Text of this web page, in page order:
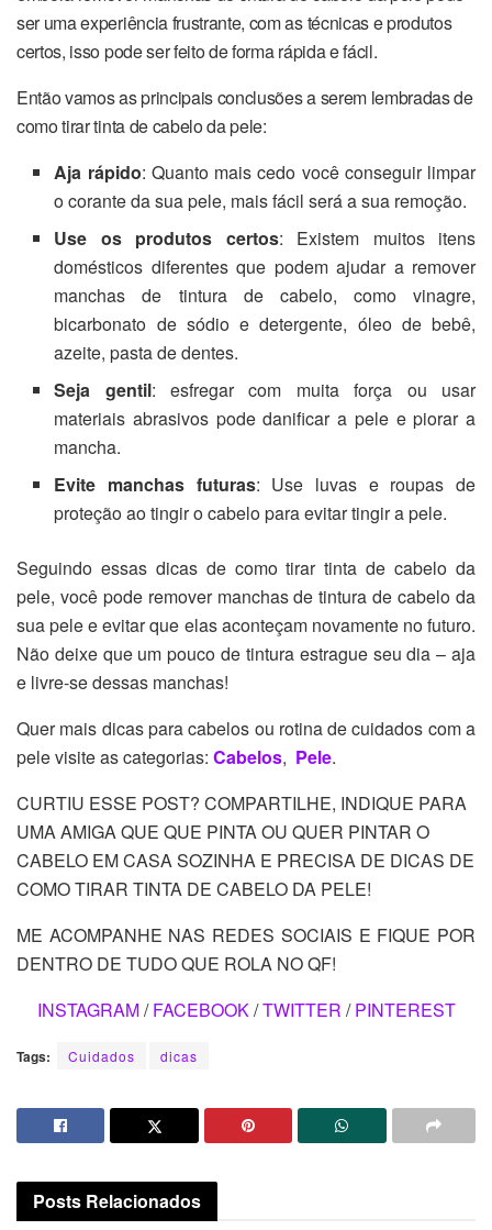
ser uma experiência frustrante, com as técnicas e produtos
certos, isso pode ser feito de forma rápida e fácil.
Então vamos as principais conclusões a serem lembradas de
como tirar tinta de cabelo da pele:
Aja rápido: Quanto mais cedo você conseguir limpar
o corante da sua pele, mais fácil será a sua remoção.
Use os produtos certos: Existem muitos itens
domésticos diferentes que podem ajudar a remover
manchas de tintura de cabelo, como vinagre,
bicarbonato de sódio e detergente, óleo de bebê,
azeite, pasta de dentes.
Seja gentil: esfregar com muita força ou usar
materiais abrasivos pode danificar a pele e piorar a
mancha.
Evite manchas futuras: Use luvas e roupas de
proteção ao tingir o cabelo para evitar tingir a pele.
Seguindo essas dicas de como tirar tinta de cabelo da
pele, você pode remover manchas de tintura de cabelo da
sua pele e evitar que elas aconteçam novamente no futuro.
Não deixe que um pouco de tintura estrague seu dia – aja
e livre-se dessas manchas!
Quer mais dicas para cabelos ou rotina de cuidados com a
pele visite as categorias: Cabelos, Pele.
CURTIU ESSE POST? COMPARTILHE, INDIQUE PARA
UMA AMIGA QUE QUE PINTA OU QUER PINTAR O
CABELO EM CASA SOZINHA E PRECISA DE DICAS DE
COMO TIRAR TINTA DE CABELO DA PELE!
ME ACOMPANHE NAS REDES SOCIAIS E FIQUE POR
DENTRO DE TUDO QUE ROLA NO QF!
INSTAGRAM/FACEBOOK/TWITTER /PINTEREST
Tags: Cuidados dicas
Posts Relacionados